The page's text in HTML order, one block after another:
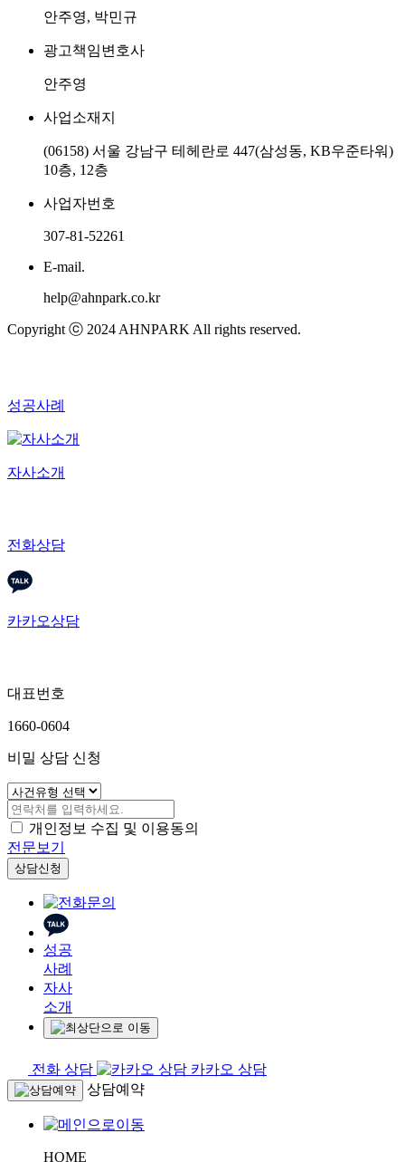
안주영, 박민규
광고책임변호사
안주영
사업소재지
(06158) 서울 강남구 테헤란로 447(삼성동, KB우준타워)
10층, 12층
사업자번호
307-81-52261
E-mail.
help@ahnpark.co.kr
Copyright ⓒ 2024 AHNPARK All rights reserved.
성공사례
자사소개
전화상담
카카오상담
대표번호
1660-0604
비밀 상담 신청
개인정보 수집 및 이용동의
전문보기
상담신청
성공
사례
자사
소개
전화 상담
카카오 상담
상담예약
HOME